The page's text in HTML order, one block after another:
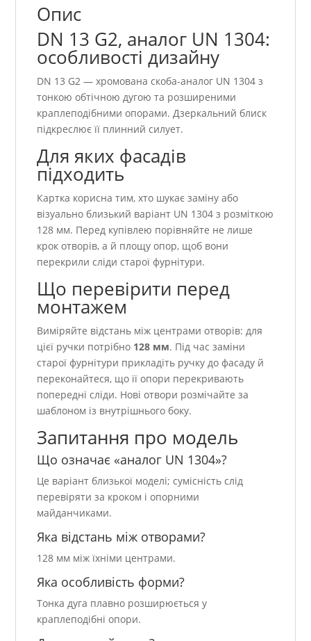
Опис
DN 13 G2, аналог UN 1304:
особливості дизайну
DN 13 G2 — хромована скоба-аналог UN 1304 з
тонкою обтічною дугою та розширеними
краплеподібними опорами. Дзеркальний блиск
підкреслює її плинний силует.
Для яких фасадів
підходить
Картка корисна тим, хто шукає заміну або
візуально близький варіант UN 1304 з розміткою
128 мм. Перед купівлею порівняйте не лише
крок отворів, а й площу опор, щоб вони
перекрили сліди старої фурнітури.
Що перевірити перед
монтажем
Виміряйте відстань між центрами отворів: для
цієї ручки потрібно 128 мм. Під час заміни
старої фурнітури прикладіть ручку до фасаду й
переконайтеся, що її опори перекривають
попередні сліди. Нові отвори розмічайте за
шаблоном із внутрішнього боку.
Запитання про модель
Що означає «аналог UN 1304»?
Це варіант близької моделі; сумісність слід
перевіряти за кроком і опорними
майданчиками.
Яка відстань між отворами?
128 мм між їхніми центрами.
Яка особливість форми?
Тонка дуга плавно розширюється у
краплеподібні опори.